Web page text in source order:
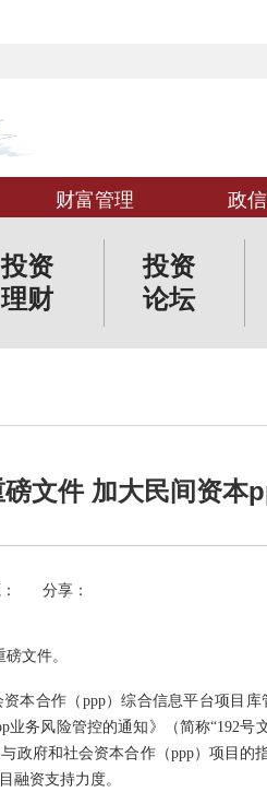
财富管理 政
投资
理财
投资
论坛
文件 加大民间资本
分享：
文件。
本合作（ ppp）综合信息平台项目
务风险管控的通知》（简称“192号
政府和社会资本合作（ppp）项目的
融资支持力度。